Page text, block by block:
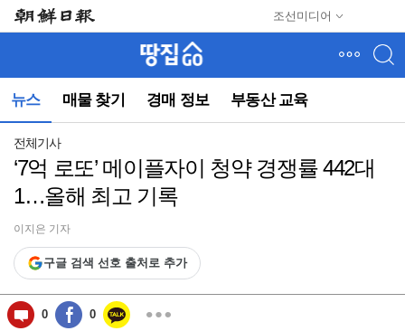
조선미디어
뉴스 매물 찾기 경매 정보 부동산 교육
뉴
(컨
동)
전체기사
‘7억 로또’ 메이플자이 청약 경쟁률 442대
1…올해 최고 기록
이지은 기자
구글 검색 선호 출처로 추가
0 0